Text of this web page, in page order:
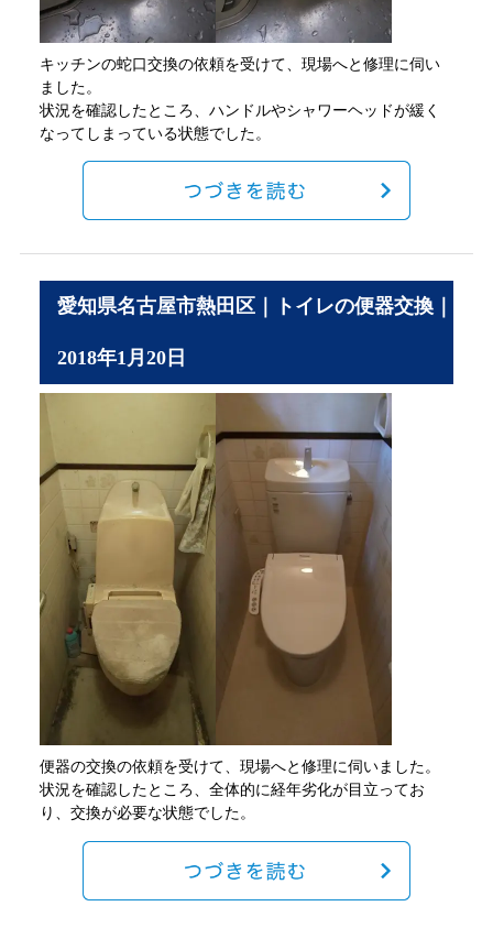
キッチンの蛇口交換の依頼を受けて、現場へと修理に伺い
ました。
状況を確認したところ、ハンドルやシャワーヘッドが緩く
なってしまっている状態でした。
愛知県名古屋市熱田区｜トイレの便器交換｜
2018年1月20日
便器の交換の依頼を受けて、現場へと修理に伺いました。
状況を確認したところ、全体的に経年劣化が目立ってお
り、交換が必要な状態でした。